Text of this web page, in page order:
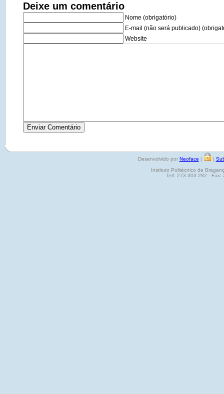
Deixe um comentário
Nome (obrigatório)
E-mail (não será publicado)
Website
Desenvolvido por Neoface | |
Instituto Politécnico de
Telf: 273 303 282 - Fax: